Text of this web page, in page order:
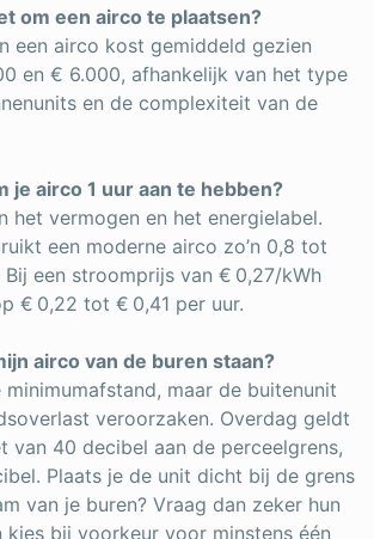
om een airco te plaatsen?
een airco kost gemiddeld gezien
en € 6.000, afhankelijk van het type
en de complexiteit van de
je airco 1 uur aan te hebben?
het vermogen en het energielabel.
een moderne airco zo’n 0,8 tot
Bij een stroomprijs van € 0,27/kWh
€ 0,22 tot € 0,41 per uur.
airco van de buren staan?
minimumafstand, maar de buitenunit
veroorzaken. Overdag geldt
van 40 decibel aan de perceelgrens,
Plaats je de unit dicht bij de grens
van je buren? Vraag dan zeker hun
kies bij voorkeur voor minstens één